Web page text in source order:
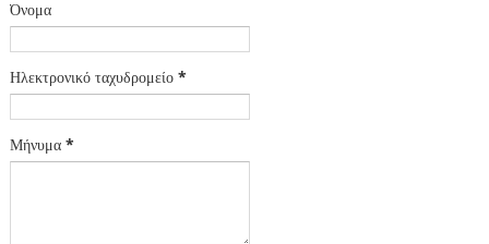
Όνομα
Ηλεκτρονικό ταχυδρομείο *
Μήνυμα *